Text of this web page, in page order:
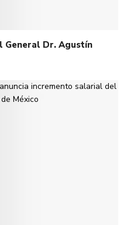
General Dr. Agustín